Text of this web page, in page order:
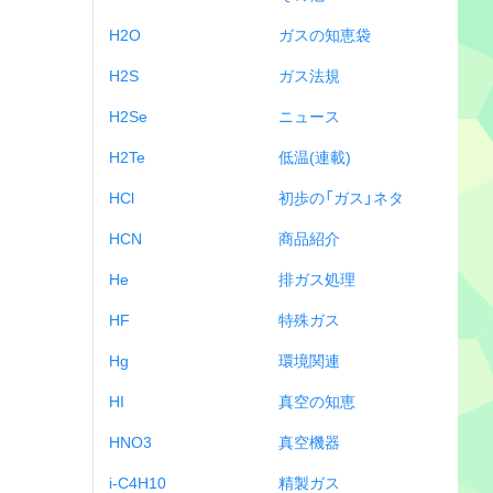
H2O
H2S
H2Se
H2Te
HCl
HCN
He
HF
Hg
HI
HNO3
i-C4H10
ガスの知恵袋
ガス法規
ニュース
低温(連載)
初歩の「ガス」ネタ
商品紹介
排ガス処理
特殊ガス
環境関連
真空の知恵
真空機器
精製ガス